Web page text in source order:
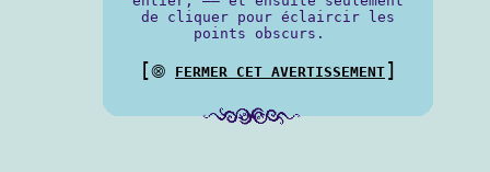
de cliquer pour éclaircir les
points obscurs.
[⨷ FERMER CET AVERTISSEMENT ]